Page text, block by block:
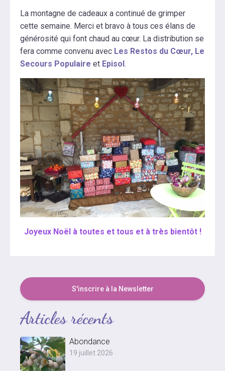
La montagne de cadeaux a continué de grimper
cette semaine. Merci et bravo à tous ces élans de
générosité qui font chaud au cœur. La distribution se
fera comme convenu avec Les Restos du Cœur, Le
Secours Populaire et Episol.
Joyeux Noël à toutes et tous et à très bientôt !
S'inscrire à la Newsletter
Articles récents
Abondance
19 juillet 2026